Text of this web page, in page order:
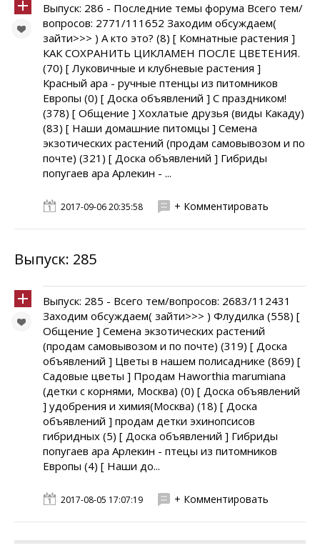
Выпуск: 286 - Последние темы форума Всего тем/
вопросов: 2771/111652 Заходим обсуждаем(
зайти>>> ) А кто это? (8) [ Комнатные растения ]
КАК СОХРАНИТЬ ЦИКЛАМЕН ПОСЛЕ ЦВЕТЕНИЯ.
(70) [ Луковичные и клубневые растения ]
Красный ара - ручные птенцы из питомников
Европы (0) [ Доска объявлений ] С праздником!
(378) [ Общение ] Хохлатые друзья (виды Какаду)
(83) [ Наши домашние питомцы ] Семена
экзотических растений (продам самовывозом и по
почте) (321) [ Доска объявлений ] Гибриды
попугаев ара Арлекин - ...
2017-09-06 20:35:58 + Комментировать
Выпуск: 285
Выпуск: 285 - Всего тем/вопросов: 2683/112431
Заходим обсуждаем( зайти>>> ) Флудилка (558) [
Общение ] Семена экзотических растений
(продам самовывозом и по почте) (319) [ Доска
объявлений ] Цветы в нашем полисаднике (869) [
Садовые цветы ] Продам Haworthia marumiana
(детки с корнями, Москва) (0) [ Доска объявлений
] удобрения и химия(Москва) (18) [ Доска
объявлений ] продам детки эхинопсисов
гибридных (5) [ Доска объявлений ] Гибриды
попугаев ара Арлекин - птецы из питомников
Европы (4) [ Наши до...
2017-08-05 17:07:19 + Комментировать